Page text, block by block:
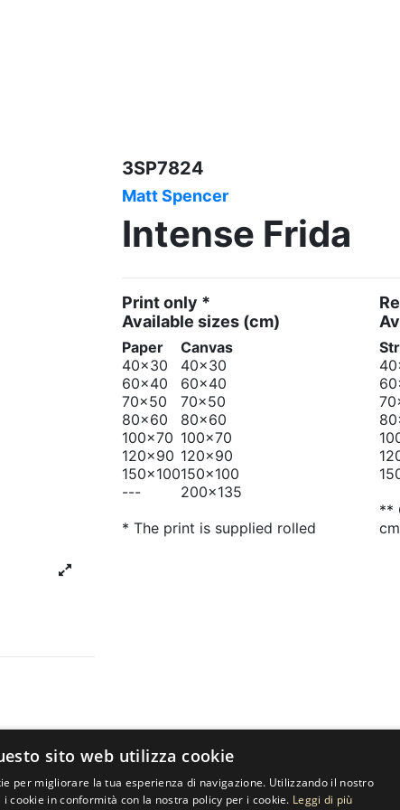
3SP7824
Matt Spencer
Intense Frida
Print only *
Available sizes (cm)
Paper
Canvas
40x30
40x30
60x40
60x40
70x50
70x50
80x60
80x60
100x70 100x70
120x90 120x90
150x100150x100
---
200x135
* The print is supplied rolled
**
sito web utilizza cookie
per migliorare la tua esperienza di navigazione. Utilizzando il nostro
cookie in conformità con la nostra policy per i cookie. Leggi di più